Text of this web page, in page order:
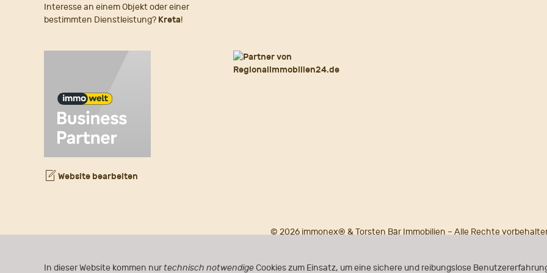
In dieser Website kommen nurtechnisch notwendigeCookies zum Einsatz, um eine sichere und reibungslose
Interesse an einem Objekt oder einer
bestimmten Dienstleistung? Kreta!
Website bearbeiten
© 2026 immonex® & Torsten Bär Immobilien – Alle Rechte